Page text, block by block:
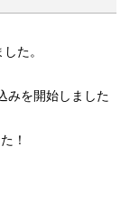
た。
みを開始しました
！